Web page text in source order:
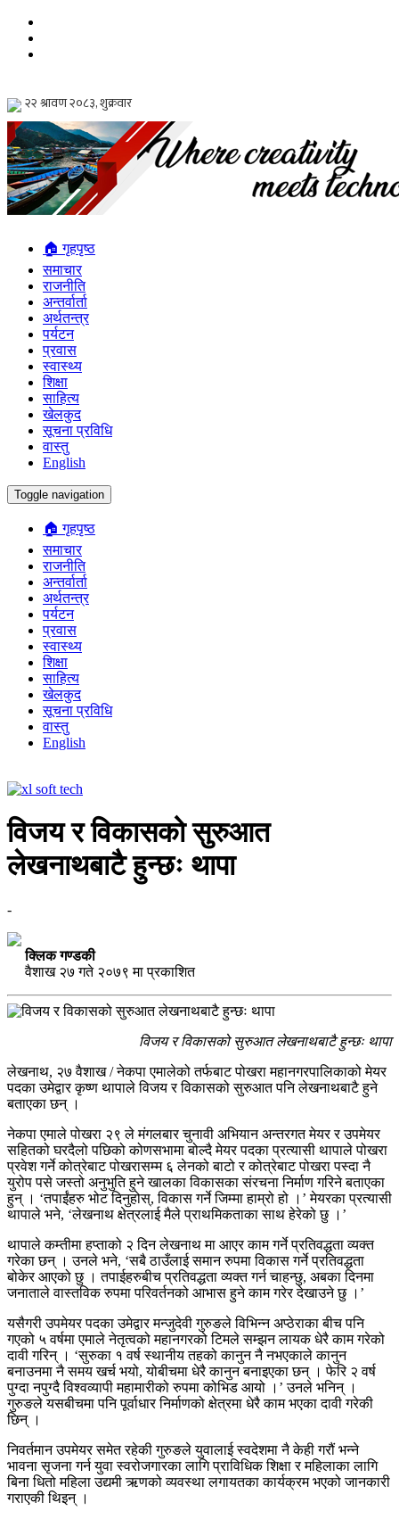
🏠 गृहपृष्ठ
समाचार
राजनीति
अन्तर्वार्ता
अर्थतन्त्र
पर्यटन
प्रवास
स्वास्थ्य
शिक्षा
साहित्य
खेलकुद
सूचना प्रविधि
वास्तु
English
Toggle navigation
🏠 गृहपृष्ठ
समाचार
राजनीति
अन्तर्वार्ता
अर्थतन्त्र
पर्यटन
प्रवास
स्वास्थ्य
शिक्षा
साहित्य
खेलकुद
सूचना प्रविधि
वास्तु
English
विजय र विकासको सुरुआत
लेखनाथबाटै हुन्छः थापा
-
क्लिक गण्डकी
वैशाख २७ गते २०७९ मा प्रकाशित
विजय र विकासको सुरुआत लेखनाथबाटै हुन्छः थापा
लेखनाथ, २७ वैशाख / नेकपा एमालेको तर्फबाट पोखरा महानगरपालिकाको मेयर
पदका उमेद्वार कृष्ण थापाले विजय र विकासको सुरुआत पनि लेखनाथबाटै हुने
बताएका छन् ।
नेकपा एमाले पोखरा २९ ले मंगलबार चुनावी अभियान अन्तरगत मेयर र उपमेयर
सहितको घरदैलो पछिको कोणसभामा बोल्दै मेयर पदका प्रत्यासी थापाले पोखरा
प्रवेश गर्ने कोत्रेबाट पोखरासम्म ६ लेनको बाटो र कोत्रेबाट पोखरा पस्दा नै
युरोप पसे जस्तो अनुभुति हुने खालका विकासका संरचना निर्माण गरिने बताएका
हुन् । ‘तपाईंहरु भोट दिनुहोस्, विकास गर्ने जिम्मा हाम्रो हो ।’ मेयरका प्रत्यासी
थापाले भने, ‘लेखनाथ क्षेत्रलाई मैले प्राथमिकताका साथ हेरेको छु ।’
थापाले कम्तीमा हप्ताको २ दिन लेखनाथ मा आएर काम गर्ने प्रतिवद्धता व्यक्त
गरेका छन् । उनले भने, ‘सबै ठाउँलाई समान रुपमा विकास गर्ने प्रतिवद्धता
बोकेर आएको छु । तपाईहरुबीच प्रतिवद्धता व्यक्त गर्न चाहन्छु, अबका दिनमा
जनाताले वास्तविक रुपमा परिवर्तनको आभास हुने काम गरेर देखाउने छु ।’
यसैगरी उपमेयर पदका उमेद्वार मन्जुदेवी गुरुङले विभिन्न अप्ठेराका बीच पनि
गएको ५ वर्षमा एमाले नेतृत्वको महानगरको टिमले सम्झन लायक धेरै काम गरेको
दावी गरिन् । ‘सुरुका १ वर्ष स्थानीय तहको कानुन नै नभएकाले कानुन
बनाउनमा नै समय खर्च भयो, योबीचमा धेरै कानुन बनाइएका छन् । फेरि २ वर्ष
पुग्दा नपुग्दै विश्वव्यापी महामारीको रुपमा कोभिड आयो ।’ उनले भनिन् ।
गुरुङले यसबीचमा पनि पूर्वाधार निर्माणको क्षेत्रमा धेरै काम भएका दावी गरेकी
छिन् ।
निवर्तमान उपमेयर समेत रहेकी गुरुङले युवालाई स्वदेशमा नै केही गरौं भन्ने
भावना सृजना गर्न युवा स्वरोजगारका लागि प्राविधिक शिक्षा र महिलाका लागि
बिना धितो महिला उद्यमी ऋणको व्यवस्था लगायतका कार्यक्रम भएको जानकारी
गराएकी थिइन् ।